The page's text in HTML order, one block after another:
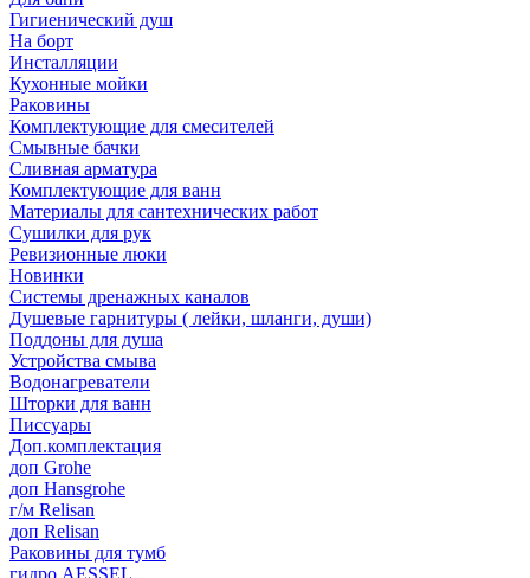
Гигиенический душ
На борт
Инсталляции
Кухонные мойки
Раковины
Комплектующие для смесителей
Смывные бачки
Сливная арматура
Комплектующие для ванн
Материалы для сантехнических работ
Сушилки для рук
Ревизионные люки
Новинки
Системы дренажных каналов
Душевые гарнитуры ( лейки, шланги, души)
Поддоны для душа
Устройства смыва
Водонагреватели
Шторки для ванн
Писсуары
Доп.комплектация
доп Grohe
доп Hansgrohe
г/м Relisan
доп Relisan
Раковины для тумб
гидро AESSEL